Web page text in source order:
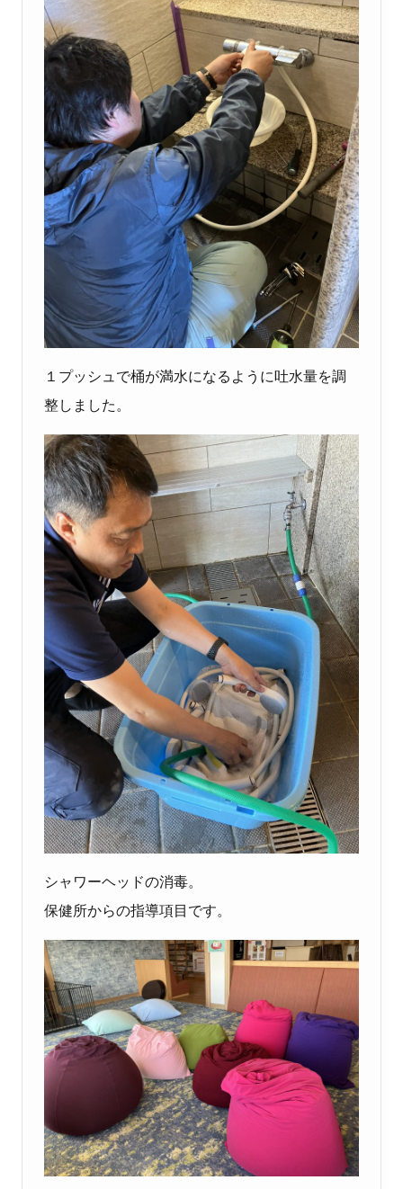
１プッシュで桶が満水になるように吐水量を調
整しました。
シャワーヘッドの消毒。
保健所からの指導項目です。